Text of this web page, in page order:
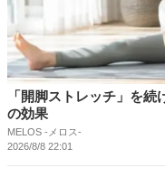
「開脚ストレッチ」を
の効果
MELOS -メロス-
2026/8/8 22:01